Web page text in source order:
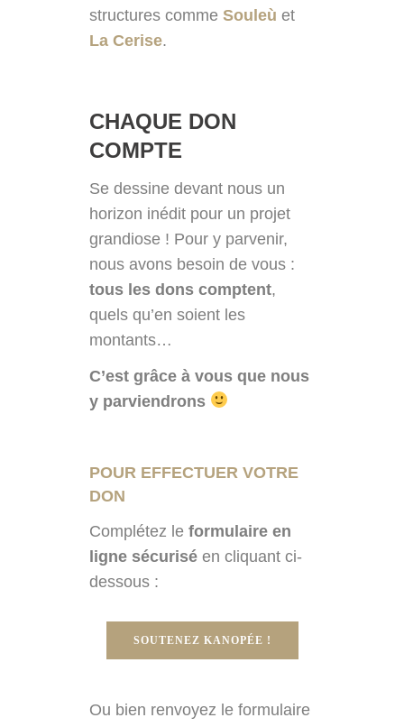
structures comme Souleù et
La Cerise.
CHAQUE DON
COMPTE
Se dessine devant nous un
horizon inédit pour un projet
grandiose ! Pour y parvenir,
nous avons besoin de vous :
tous les dons comptent,
quels qu’en soient les
montants…
C’est grâce à vous que nous
y parviendrons
POUR EFFECTUER VOTRE
DON
Complétez le formulaire en
ligne sécurisé en cliquant ci-
dessous :
SOUTENEZ KANOPÉE !
Ou bien renvoyez le formulaire